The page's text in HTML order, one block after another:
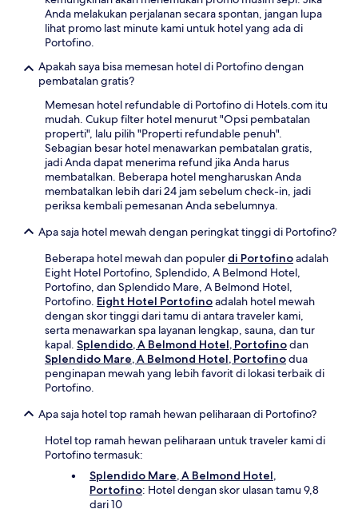
Anda melakukan perjalanan secara spontan, jangan lupa
lihat promo last minute kami untuk hotel yang ada di
Portofino.
Apakah saya bisa memesan hotel di Portofino dengan
pembatalan gratis?
Memesan hotel refundable di Portofino di Hotels.com itu
mudah. Cukup filter hotel menurut "Opsi pembatalan
properti", lalu pilih "Properti refundable penuh".
Sebagian besar hotel menawarkan pembatalan gratis,
jadi Anda dapat menerima refund jika Anda harus
membatalkan. Beberapa hotel mengharuskan Anda
membatalkan lebih dari 24 jam sebelum check-in, jadi
periksa kembali pemesanan Anda sebelumnya.
Apa saja hotel mewah dengan peringkat tinggi di Portofino?
Beberapa hotel mewah dan populer di Portofinoadalah
Eight Hotel Portofino, Splendido, A Belmond Hotel,
Portofino, dan Splendido Mare, A Belmond Hotel,
Portofino. Eight Hotel Portofinoadalah hotel mewah
dengan skor tinggi dari tamu di antara traveler kami,
serta menawarkan spa layanan lengkap, sauna, dan tur
kapal. Splendido, A Belmond Hotel, Portofinodan
Splendido Mare, A Belmond Hotel, Portofinodua
penginapan mewah yang lebih favorit di lokasi terbaik di
Portofino.
Apa saja hotel top ramah hewan peliharaan di Portofino?
Hotel top ramah hewan peliharaan untuk traveler kami di
Portofino termasuk:
Splendido Mare, A Belmond Hotel,
Portofino: Hotel dengan skor ulasan tamu 9,8
dari 10